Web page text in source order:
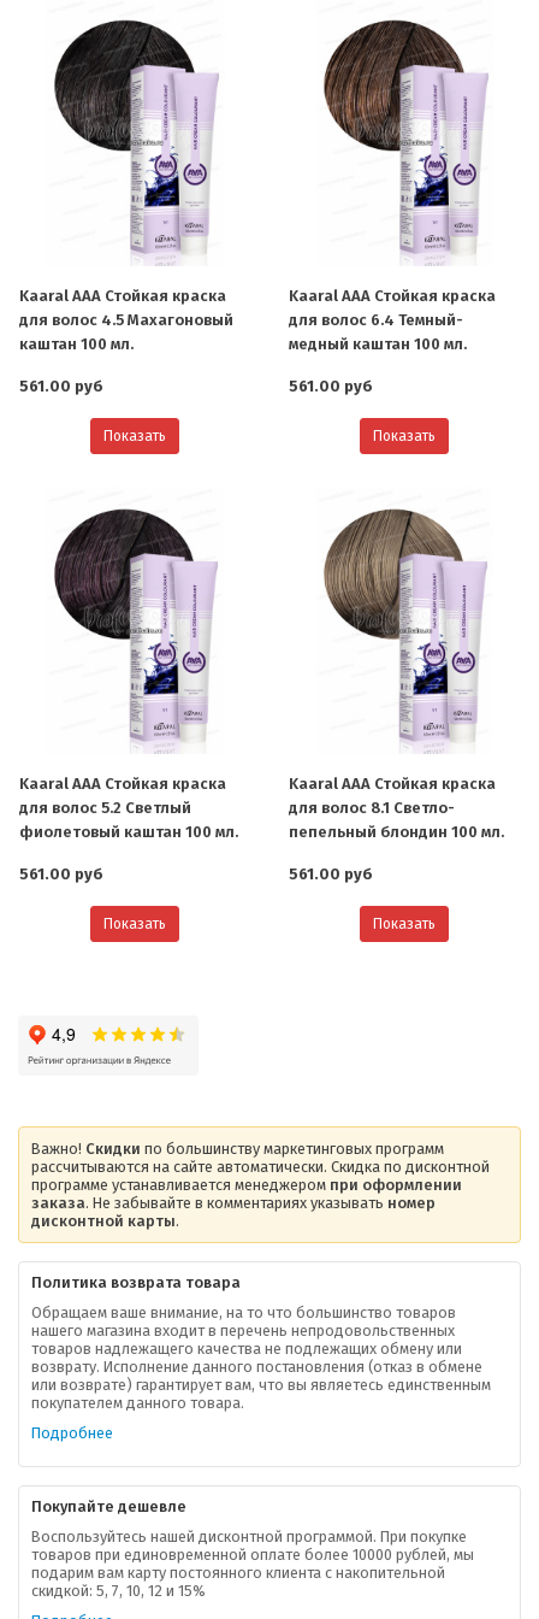
Kaaral AAA Стойкая краска
для волос 4.5 Махагоновый
каштан 100 мл.
561.00 руб
Показать
Kaaral AAA Стойкая краска
для волос 6.4 Темный-
медный каштан 100 мл.
561.00 руб
Показать
Kaaral AAA Стойкая краска
для волос 5.2 Светлый
фиолетовый каштан 100 мл.
561.00 руб
Показать
Kaaral AAA Стойкая краска
для волос 8.1 Светло-
пепельный блондин 100 мл.
561.00 руб
Показать
Важно! Скидки по большинству маркетинговых программ
рассчитываются на сайте автоматически. Скидка по дисконтной
программе устанавливается менеджером при оформлении
заказа. Не забывайте в комментариях указывать номер
дисконтной карты.
Политика возврата товара
Обращаем ваше внимание, на то что большинство товаров
нашего магазина входит в перечень непродовольственных
товаров надлежащего качества не подлежащих обмену или
возврату. Исполнение данного постановления (отказ в обмене
или возврате) гарантирует вам, что вы являетесь единственным
покупателем данного товара.
Подробнее
Покупайте дешевле
Воспользуйтесь нашей дисконтной программой. При покупке
товаров при единовременной оплате более 10000 рублей, мы
подарим вам карту постоянного клиента с накопительной
скидкой: 5, 7, 10, 12 и 15%
О компании
Ваша скидка
Контактная информация
В помощь покупателю